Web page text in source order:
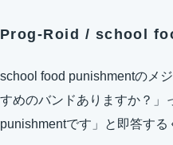
Prog-Roid / school
school food punishmentのメ
すめのバンドありますか？」
punishmentです」と即答する